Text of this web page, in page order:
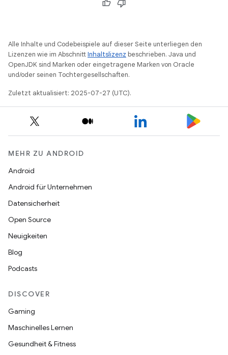
Alle Inhalte und Codebeispiele auf dieser Seite unterliegen den
Lizenzen wie im AbschnittInhaltslizenz beschrieben. Java und
OpenJDK sind Marken oder eingetragene Marken von Oracle
und/oder seinen Tochtergesellschaften.
Zuletzt aktualisiert: 2025-07-27 (UTC).
MEHR ZU ANDROID
Android
Android für Unternehmen
Datensicherheit
Open Source
Neuigkeiten
Blog
Podcasts
DISCOVER
Gaming
Maschinelles Lernen
Gesundheit & Fitness